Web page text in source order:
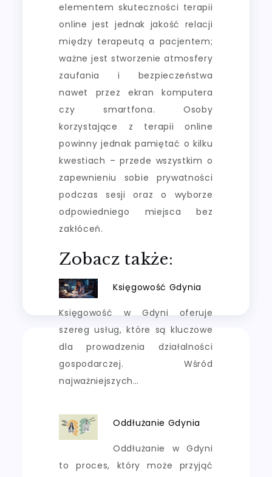
elementem skuteczności terapii
online jest jednak jakość relacji
między terapeutą a pacjentem;
ważne jest stworzenie atmosfery
zaufania i bezpieczeństwa
nawet przez ekran komputera
czy smartfona. Osoby
korzystające z terapii online
powinny jednak pamiętać o kilku
kwestiach – przede wszystkim o
zapewnieniu sobie prywatności
podczas sesji oraz o wyborze
odpowiedniego miejsca bez
zakłóceń.
Zobacz także:
Księgowość Gdynia
Księgowość w Gdyni oferuje
szereg usług, które są kluczowe
dla prowadzenia działalności
gospodarczej. Wśród
najważniejszych…
Oddłużanie Gdynia
Oddłużanie w Gdyni
to proces, który może przyjąć